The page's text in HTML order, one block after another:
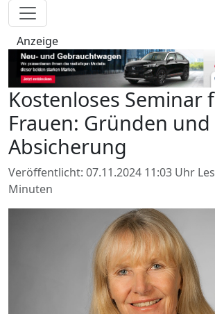
Anzeige
Kostenloses Seminar
Frauen: Gründen und
Absicherung
Veröffentlicht: 07.11.2024 11:03 Uhr
Minuten